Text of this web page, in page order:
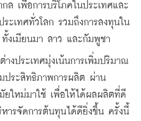
ล เพื่อการบริโภคในประเทศและ
ะเทศทั่วโลก รวมถึงการลงทุนใน
งเมียนมา ลาว และกัมพูชา
ประเทศมุ่งเน้นการเพิ่มปริมาณ
ประสิทธิภาพการผลิต ผ่าน
ยใหม่มาใช้ เพื่อให้ได้ผลผลิตที่ดี
ารจัดการต้นทุนได้ดียิ่งขึ้น ครั้งนี้